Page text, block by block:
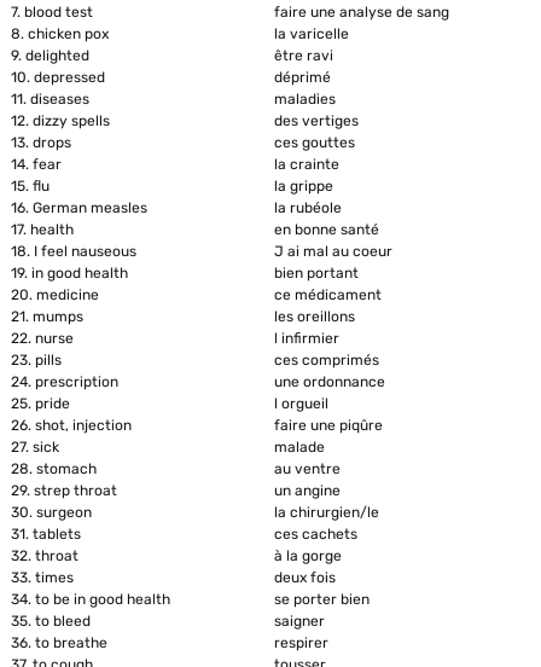
7. blood test
faire une analyse de sang
8. chicken pox
la varicelle
9. delighted
être ravi
10. depressed
déprimé
11. diseases
maladies
12. dizzy spells
des vertiges
13. drops
ces gouttes
14. fear
la crainte
15. flu
la grippe
16. German measles
la rubéole
17. health
en bonne santé
18. I feel nauseous
J ai mal au coeur
19. in good health
bien portant
20. medicine
ce médicament
21. mumps
les oreillons
22. nurse
l infirmier
23. pills
ces comprimés
24. prescription
une ordonnance
25. pride
l orgueil
26. shot, injection
faire une piqûre
27. sick
malade
28. stomach
au ventre
29. strep throat
un angine
30. surgeon
la chirurgien/le
31. tablets
ces cachets
32. throat
à la gorge
33. times
deux fois
34. to be in good health
se porter bien
35. to bleed
saigner
36. to breathe
respirer